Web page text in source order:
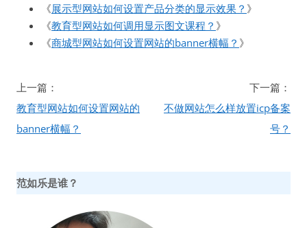
《展示型网站如何设置产品分类的显示效果？ 》
《教育型网站如何调用显示图文课程？ 》
《商城型网站如何设置网站的banner横幅？ 》
文
章
导
上一篇：
教育型网站如何设置网站的
banner横幅？
下一篇：
不做网站怎么样放置icp备案
号？
范如乐是谁？